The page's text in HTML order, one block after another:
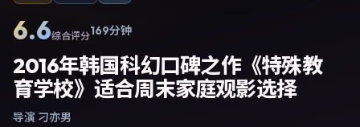
6.6综合评分169分钟
2016年韩国科幻口碑之作《特殊教
育学校》适合周末家庭观影选择
导演 刁亦男